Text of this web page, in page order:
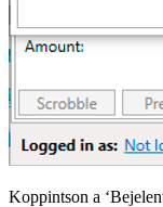
Koppintson a